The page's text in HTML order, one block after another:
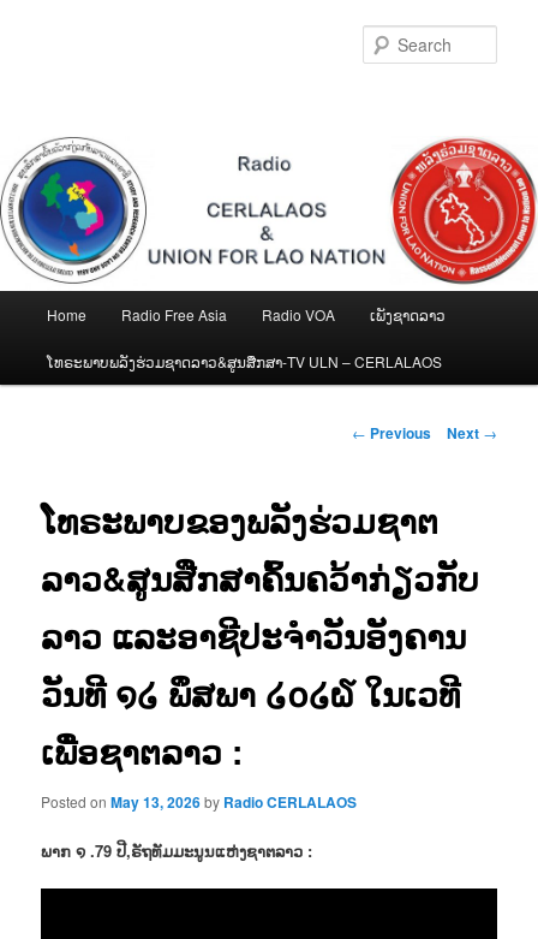
Home Radio Free Asia Radio VOA ເພັງຊາດລາວ
ໂທຣະພາບພລັງຮ່ວມຊາດລາວ&ສູນສືກສາ-TV ULN – CERLALAOS
Post
← Previous Next →
ໂທຣະພາບຂອງພລັງຮ່ວມຊາຕ
ລາວ&ສູນສືກສາຄົ້ນຄວ້າກ່ຽວກັບ
ລາວ ແລະອາຊີປະຈຳວັນອັງຄານ
ວັນທີ ໑໒ ພຶສພາ ໒໐໒໖ ໃນເວທີ
ເພື່ອຊາຕລາວ :
Posted onMay 13, 2026by Radio CERLALAOS
ພາກ ໑ .79 ປີ,ຣັຖທັມມະນູນແຫ່ງຊາຕລາວ :